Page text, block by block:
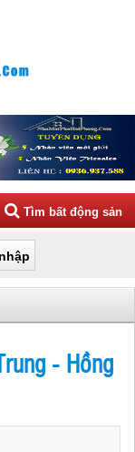
Tìm bất động sản
- Hồng